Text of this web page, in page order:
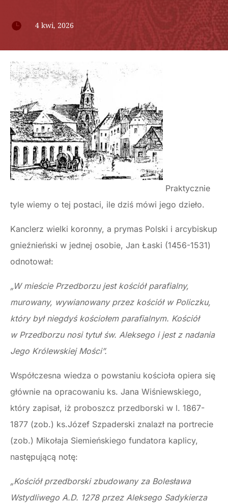
 4 kwi, 2026
Praktycznie
tyle wiemy o tej postaci, ile dziś mówi jego dzieło.
Kanclerz wielki koronny, a prymas Polski i arcybiskup
gnieźnieński w jednej osobie, Jan Łaski (1456-1531)
odnotował:
„W mieście Przedborzu jest kościół parafialny,
murowany, wywianowa­ny przez kościół w Policzku,
który był niegdyś kościołem parafialnym. Kościół
w Przedborzu nosi tytuł św. Aleksego i jest z nadania
Jego Kró­lewskiej Mości”.
Współczesna wiedza o powstaniu kościoła opiera się
głównie na opracowaniu ks. Jana Wiśniewskiego,
który zapisał, iż proboszcz przedborski w l. 1867-
1877 (zob.) ks.Józef Szpaderski znalazł na portrecie
(zob.) Mikołaja Siemieńskiego fundatora kaplicy,
następującą notę:
„Kościół przedborski zbudowany za Bolesława
Wstydliwego A.D. 1278 przez Aleksego Sadykierza